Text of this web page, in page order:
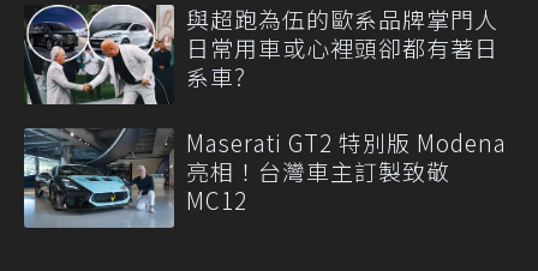
與超跑為伍的歐系品牌掌門人
日常用車或心裡頭卻都有著日
系車?
Maserati GT2 特別版 Modena
亮相！台灣車主訂製致敬
MC12